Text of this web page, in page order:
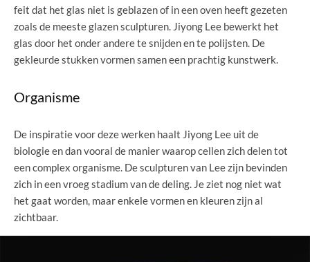
feit dat het glas niet is geblazen of in een oven heeft gezeten
zoals de meeste glazen sculpturen. Jiyong Lee bewerkt het
glas door het onder andere te snijden en te polijsten. De
gekleurde stukken vormen samen een prachtig kunstwerk.
Organisme
De inspiratie voor deze werken haalt Jiyong Lee uit de
biologie en dan vooral de manier waarop cellen zich delen tot
een complex organisme. De sculpturen van Lee zijn bevinden
zich in een vroeg stadium van de deling. Je ziet nog niet wat
het gaat worden, maar enkele vormen en kleuren zijn al
zichtbaar.